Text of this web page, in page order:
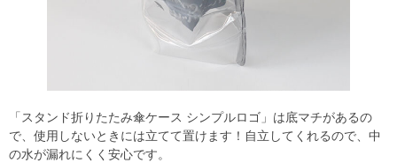
「スタンド折りたたみ傘ケース シンプルロゴ」は底マチがあるの
で、使用しないときには立てて置けます！自立してくれるので、中
の水が漏れにくく安心です。